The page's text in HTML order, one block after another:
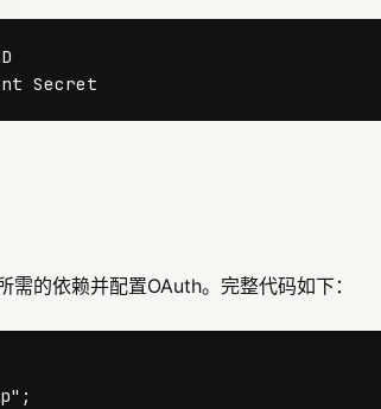
需的依赖并配置OAuth。完整代码如下：